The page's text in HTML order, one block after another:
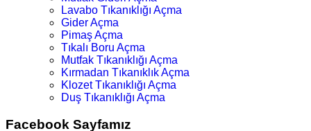
Lavabo Tıkanıklığı Açma
Gider Açma
Pimaş Açma
Tıkalı Boru Açma
Mutfak Tıkanıklığı Açma
Kırmadan Tıkanıklık Açma
Klozet Tıkanıklığı Açma
Duş Tıkanıklığı Açma
Facebook Sayfamız